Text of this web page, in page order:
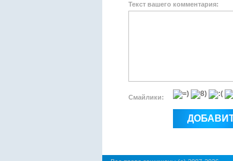
Текст вашего комментария:
Смайлики: